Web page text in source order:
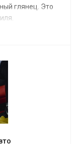
глянец. Это